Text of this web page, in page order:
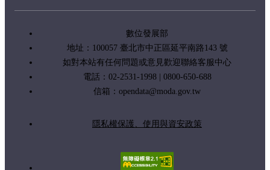
數位發展部
地址：100057 臺北市中正區延平南路143 號
如對本站有任何問題或意見歡迎聯絡客服中心
電話：02-2531-1998 | 0800-650-688
信箱： opendata@moda.gov.tw
隱私權保護、使用與資安政策